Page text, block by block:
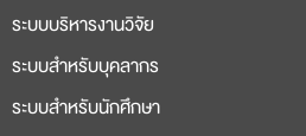
ระบบบริหารงานวิจัย
ระบบสำหรับบุคลากร
ระบบสำหรับนักศึกษา